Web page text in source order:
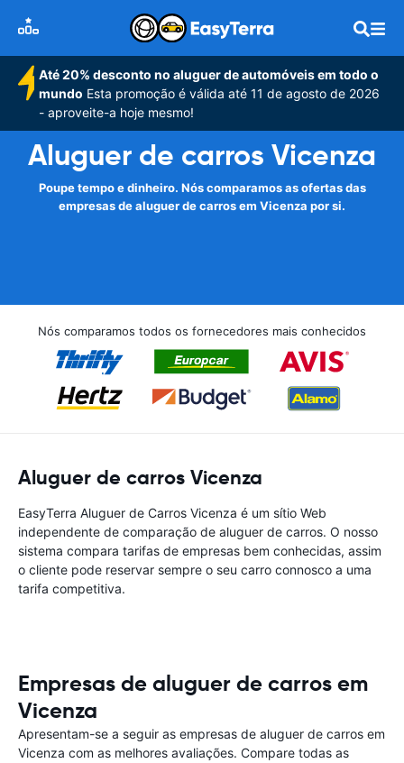
Até 20% desconto no aluguer de automóveis em todo o
mundo Esta promoção é válida até 11 de agosto de 2026
- aproveite-a hoje mesmo!
Aluguer de carros Vicenza
Poupe tempo e dinheiro. Nós comparamos as ofertas das
empresas de aluguer de carros em Vicenza por si.
Nós comparamos todos os fornecedores mais conhecidos
Aluguer de carros Vicenza
EasyTerra Aluguer de Carros Vicenza é um sítio Web
independente de comparação de aluguer de carros. O nosso
sistema compara tarifas de empresas bem conhecidas, assim
o cliente pode reservar sempre o seu carro connosco a uma
tarifa competitiva.
Empresas de aluguer de carros em
Vicenza
Apresentam-se a seguir as empresas de aluguer de carros em
Vicenza com as melhores avaliações. Compare todas as